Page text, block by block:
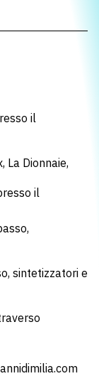
il
La Dionnaie,
il
sintetizzatori e